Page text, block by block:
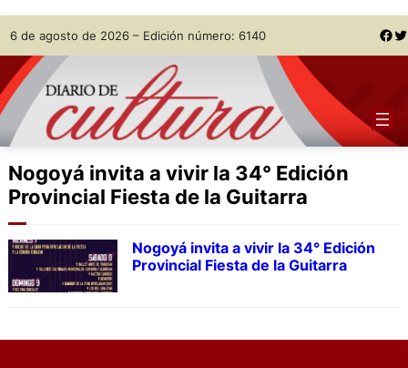
Skip
to
content
6 de agosto de 2026 – Edición número: 6140 Facebook Twitter
Nogoyá invita a vivir la 34° Edición
Provincial Fiesta de la Guitarra
Nogoyá invita a vivir la 34° Edición
Provincial Fiesta de la Guitarra